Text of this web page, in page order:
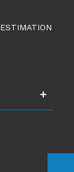
ESTIMATION